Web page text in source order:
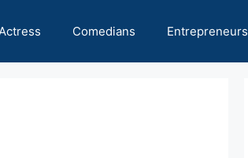
Comedians Entrepreneurs